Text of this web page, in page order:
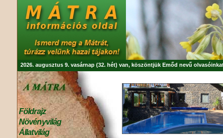
2026. augusztus 9. vasárnap (32. hét) van, köszöntjük Emőd nevű
Földrajz
Növényvilág
Állatvilág